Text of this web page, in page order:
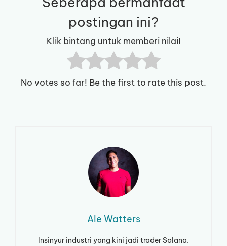
postingan ini?
Klik bintang untuk memberi nilai!
No votes so far! Be the first to rate this post.
Ale Watters
Insinyur industri yang kini jadi trader Solana.